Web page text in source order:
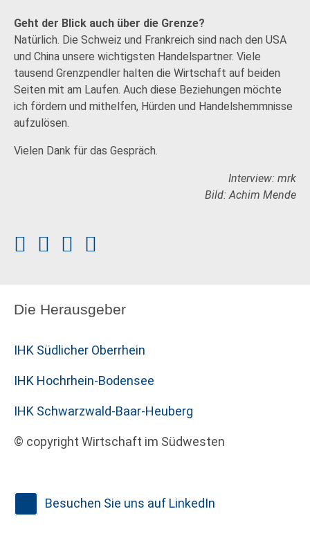
Geht der Blick auch über die Grenze?
Natürlich. Die Schweiz und Frankreich sind nach den USA
und China unsere wichtigsten Handelspartner. Viele
tausend Grenzpendler halten die Wirtschaft auf beiden
Seiten mit am Laufen. Auch diese Beziehungen möchte
ich fördern und mithelfen, Hürden und Handelshemmnisse
aufzulösen.
Vielen Dank für das Gespräch.
Interview: mrk
Bild: Achim Mende
Die Herausgeber
IHK Südlicher Oberrhein
IHK Hochrhein-Bodensee
IHK Schwarzwald-Baar-Heuberg
© copyright Wirtschaft im Südwesten
Besuchen Sie uns auf LinkedIn